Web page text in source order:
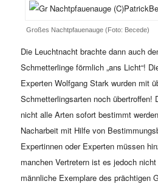
Großes Nachtpfauenauge (Foto: Becede)
Die Leuchtnacht brachte dann auch
Schmetterlinge förmlich „ans Licht“!
Experten Wolfgang Stark wurden mit
Schmetterlingsarten noch übertroffen!
nicht alle Arten sofort bestimmt
Nacharbeit mit Hilfe von
Expertinnen oder Experten müssen
manchen Vertretern ist es jedoch
männliche Exemplare des prächtigen